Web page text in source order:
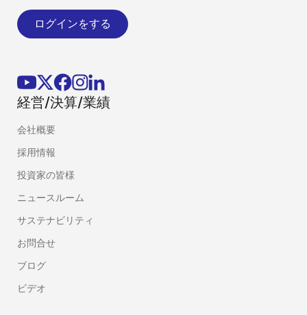
ログインをする
経営/決算/業績
会社概要
採用情報
投資家の皆様
ニュースルーム
サステナビリティ
お問合せ
ブログ
ビデオ